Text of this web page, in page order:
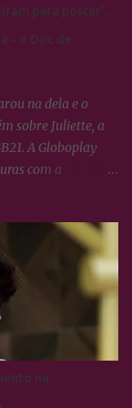
para postar',
- o Doc de
na dela e o
sobre Juliette, a
A Globoplay
com a
em torno
dia à dia, os
mobilizar as
respiram Juliette.
de marketing de
com o
de alguma forma
consegue ter
na